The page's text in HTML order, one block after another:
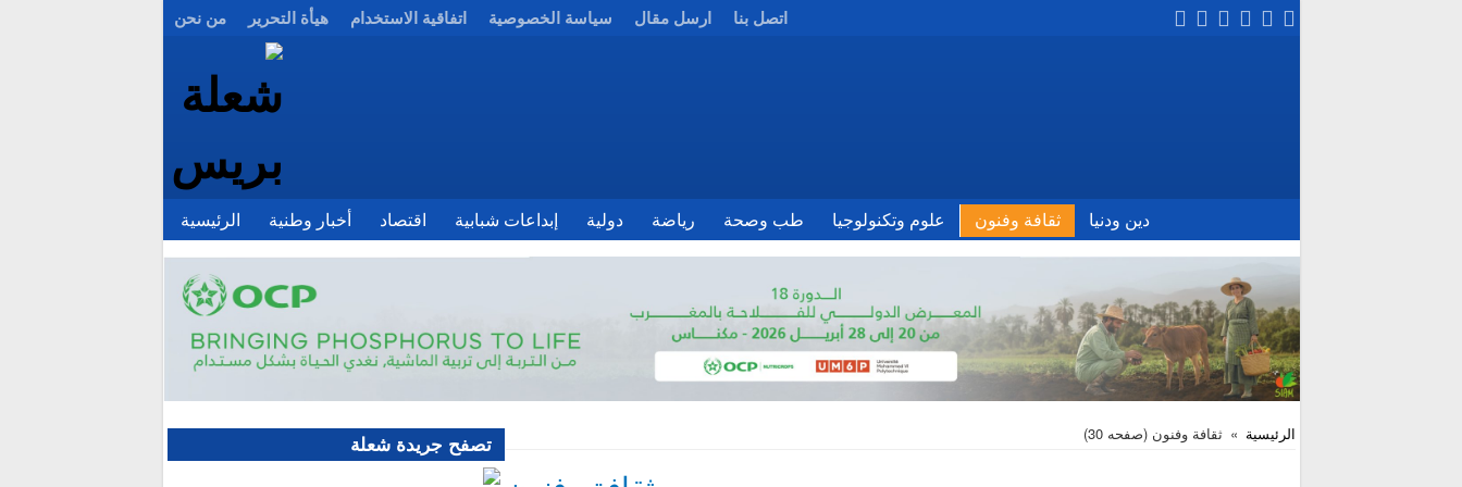
من نحن هيأة التحرير اتفاقية الاستخدام سياسة الخصوصية ارسل مقال اتصل بنا
الرئيسية أخبار وطنية اقتصاد إبداعات شبابية دولية رياضة طب وصحة علوم وتكنولوجيا ثقافة وفنون دين ودنيا
الرئيسية » ثقافة وفنون (صفحه 30) تصفح جريدة شعلة